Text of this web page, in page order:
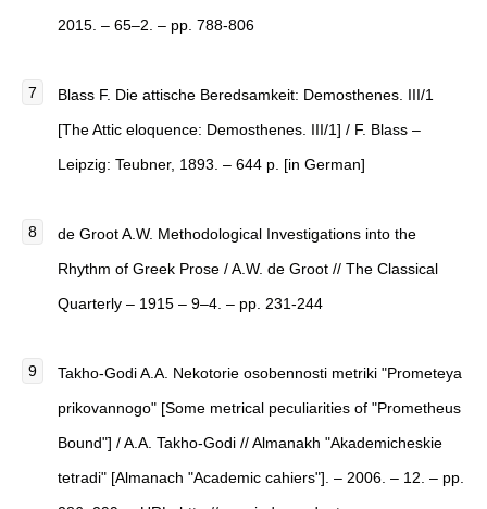
2015. – 65–2. – pp. 788-806
Blass F. Die attische Beredsamkeit: Demosthenes. III/1
[The Attic eloquence: Demosthenes. III/1] / F. Blass –
Leipzig: Teubner, 1893. – 644 p. [in German]
de Groot A.W. Methodological Investigations into the
Rhythm of Greek Prose / A.W. de Groot // The Classical
Quarterly – 1915 – 9–4. – pp. 231-244
Takho-Godi A.A. Nekotorie osobennosti metriki "Prometeya
prikovannogo" [Some metrical peculiarities of "Prometheus
Bound"] / A.A. Takho-Godi // Almanakh "Akademicheskie
tetradi" [Almanach "Academic cahiers"]. – 2006. – 12. – pp.